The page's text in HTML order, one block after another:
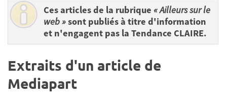
Ces articles de la rubrique « Ailleurs sur le
web »sont publiés à titre d'information
et n'engagent pas la Tendance CLAIRE.
Extraits d'un article de
Mediapart